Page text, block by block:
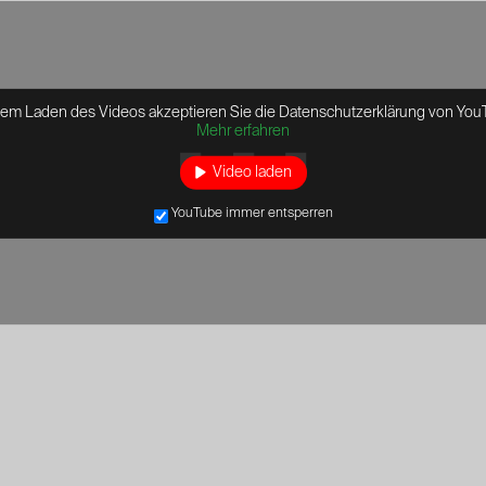
Laden des Videos akzeptieren Sie die Datenschutzerklärung von
Mehr erfahren
Video laden
YouTube immer entsperren